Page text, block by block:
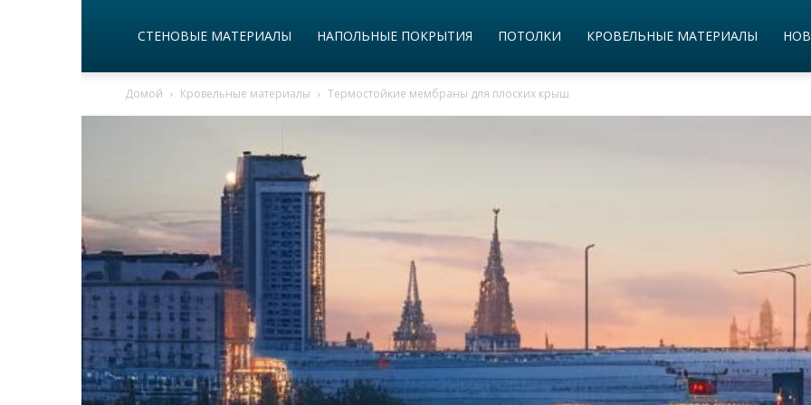
СТЕНОВЫЕ МАТЕРИАЛЫ НАПОЛЬНЫЕ ПОКРЫТИЯ ПОТОЛКИ КРОВЕЛЬНЫЕ МАТЕРИАЛЫ
Домой Кровельные материалы Термостойкие мембраны для плоских крыш